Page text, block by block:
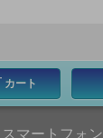
カート
スマートフォン